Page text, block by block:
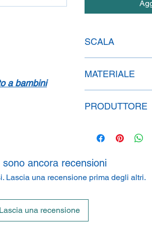
a bambini
SCALA
MATERIALE
PRODUTTORE
Am Haeckselplatz
sono ancora recensioni
Lascia una recensione prima degli altri.
Lascia una recensione